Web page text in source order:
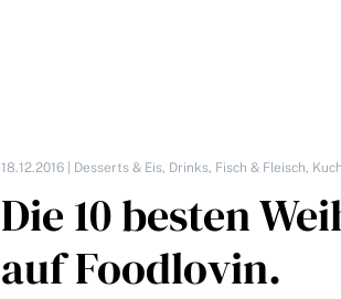
18.12.2016 | Desserts & Eis, Drinks, Fisch & Fleisch,
Die 10 besten
auf Foodlovin.